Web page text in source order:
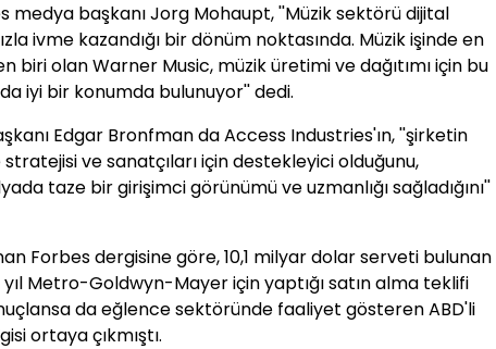
medya başkanı Jorg Mohaupt, ''Müzik sektörü dijital
ivme kazandığı bir dönüm noktasında. Müzik işinde en
biri olan Warner Music, müzik üretimi ve dağıtımı için bu
iyi bir konumda bulunuyor'' dedi.
Edgar Bronfman da Access Industries'ın, ''şirketin
ve sanatçıları için destekleyici olduğunu,
taze bir girişimci görünümü ve uzmanlığı sağladığını''
Forbes dergisine göre, 10,1 milyar dolar serveti bulunan
Metro-Goldwyn-Mayer için yaptığı satın alma teklifi
da eğlence sektöründe faaliyet gösteren ABD'li
ortaya çıkmıştı.